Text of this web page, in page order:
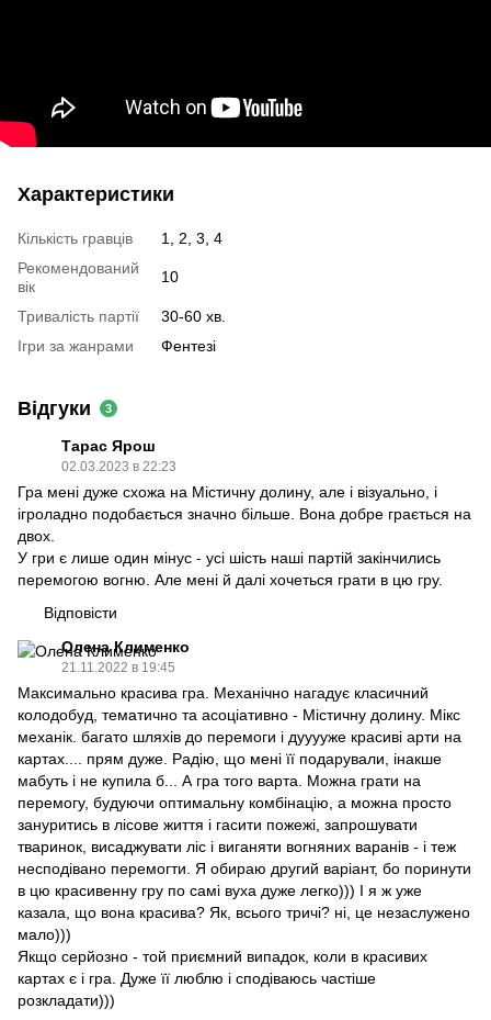
Характеристики
Кількість гравців
1, 2, 3, 4
Рекомендований
вік
10
Тривалість партії
30-60 хв.
Ігри за жанрами
Фентезі
Відгуки 3
Тарас Ярош
02.03.2023 в 22:23
Гра мені дуже схожа на Містичну долину, але і візуально, і
ігроладно подобається значно більше. Вона добре грається на
двох.
У гри є лише один мінус - усі шість наші партій закінчились
перемогою вогню. Але мені й далі хочеться грати в цю гру.
Відповісти
Олена Клименко
21.11.2022 в 19:45
Максимально красива гра. Механічно нагадує класичний
колодобуд, тематично та асоціативно - Містичну долину. Мікс
механік. багато шляхів до перемоги і дууууже красиві арти на
картах.... прям дуже. Радію, що мені її подарували, інакше
мабуть і не купила б... А гра того варта. Можна грати на
перемогу, будуючи оптимальну комбінацію, а можна просто
зануритись в лісове життя і гасити пожежі, запрошувати
тваринок, висаджувати ліс і виганяти вогняних варанів - і теж
несподівано перемогти. Я обираю другий варіант, бо поринути
в цю красивенну гру по самі вуха дуже легко))) І я ж уже
казала, що вона красива? Як, всього тричі? ні, це незаслужено
мало)))
Якщо серйозно - той приємний випадок, коли в красивих
картах є і гра. Дуже її люблю і сподіваюсь частіше
розкладати)))